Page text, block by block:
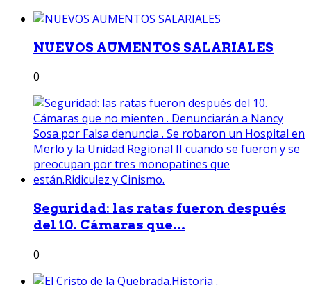
NUEVOS AUMENTOS SALARIALES
0
Seguridad: las ratas fueron después
del 10. Cámaras que...
0